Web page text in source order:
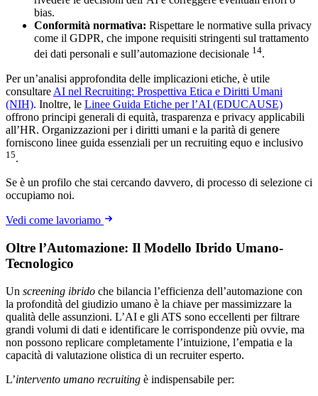
bias.
Conformità normativa: Rispettare le normative sulla privacy
come il GDPR, che impone requisiti stringenti sul trattamento
dei dati personali e sull’automazione decisionale 14.
Per un’analisi approfondita delle implicazioni etiche, è utile
consultare AI nel Recruiting: Prospettiva Etica e Diritti Umani
(NIH). Inoltre, le Linee Guida Etiche per l’AI (EDUCAUSE)
offrono principi generali di equità, trasparenza e privacy applicabili
all’HR. Organizzazioni per i diritti umani e la parità di genere
forniscono linee guida essenziali per un recruiting equo e inclusivo
15.
Se è un profilo che stai cercando davvero, di processo di selezione ci
occupiamo noi.
Vedi come lavoriamo
Oltre l’Automazione: Il Modello Ibrido Umano-
Tecnologico
Un screening ibrido che bilancia l’efficienza dell’automazione con
la profondità del giudizio umano è la chiave per massimizzare la
qualità delle assunzioni. L’AI e gli ATS sono eccellenti per filtrare
grandi volumi di dati e identificare le corrispondenze più ovvie, ma
non possono replicare completamente l’intuizione, l’empatia e la
capacità di valutazione olistica di un recruiter esperto.
L’intervento umano recruiting è indispensabile per: